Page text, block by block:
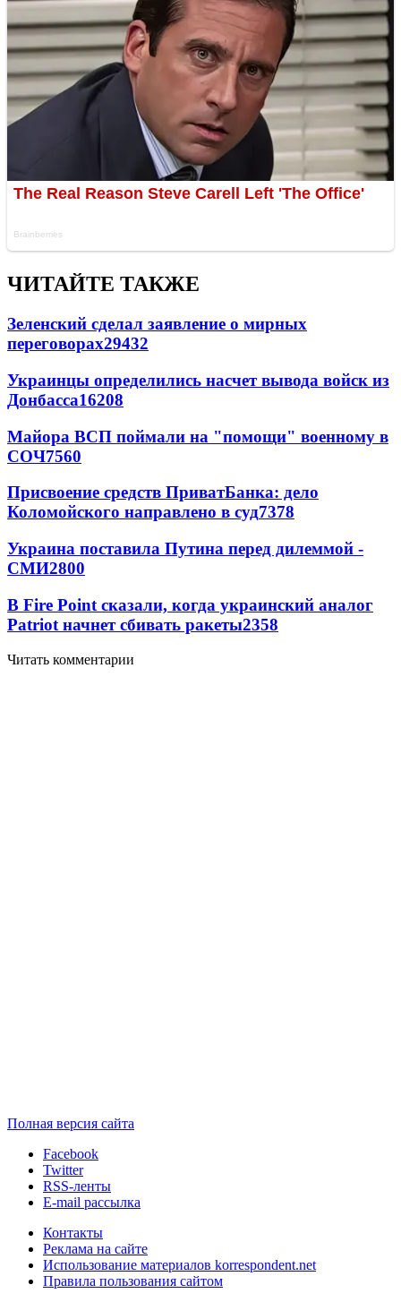
ЧИТАЙТЕ ТАКЖЕ
Зеленский сделал заявление о мирных
переговорах29432
Украинцы определились насчет вывода войск из
Донбасса16208
Майора ВСП поймали на "помощи" военному в
СОЧ7560
Присвоение средств ПриватБанка: дело
Коломойского направлено в суд7378
Украина поставила Путина перед дилеммой -
СМИ2800
В Fire Point сказали, когда украинский аналог
Patriot начнет сбивать ракеты2358
Читать комментарии
Полная версия сайта
Facebook
Twitter
RSS-ленты
E-mail рассылка
Контакты
Реклама на сайте
Использование материалов korrespondent.net
Правила пользования сайтом